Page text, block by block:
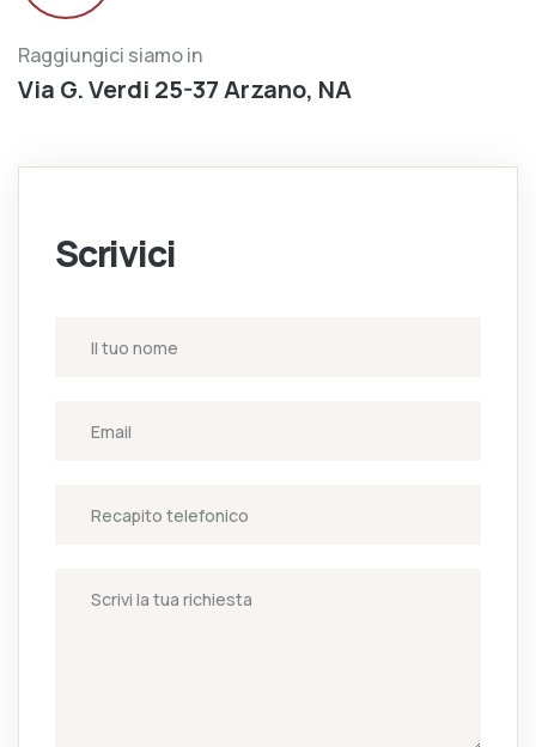
Raggiungici siamo in
Via G. Verdi 25-37 Arzano, NA
Scrivici